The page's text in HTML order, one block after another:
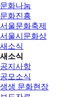
문화나눔
문화진흥
서울문화축제
서울시문화상
새소식
새소식
공지사항
공모소식
생생 문화현장